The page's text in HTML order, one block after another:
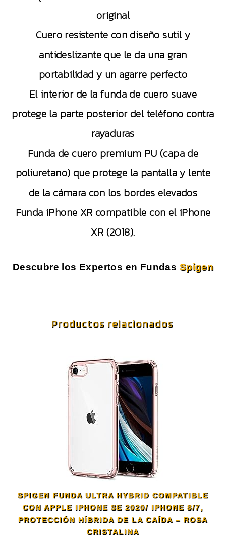
original
Cuero resistente con diseño sutil y
antideslizante que le da una gran
portabilidad y un agarre perfecto
El interior de la funda de cuero suave
protege la parte posterior del teléfono contra
rayaduras
Funda de cuero premium PU (capa de
poliuretano) que protege la pantalla y lente
de la cámara con los bordes elevados
Funda iPhone XR compatible con el iPhone
XR (2018).
Descubre los Expertos en Fundas Spigen
Productos relacionados
SPIGEN FUNDA ULTRA HYBRID COMPATIBLE
CON APPLE IPHONE SE 2020/ IPHONE 8/7,
PROTECCIÓN HÍBRIDA DE LA CAÍDA – ROSA
CRISTALINA